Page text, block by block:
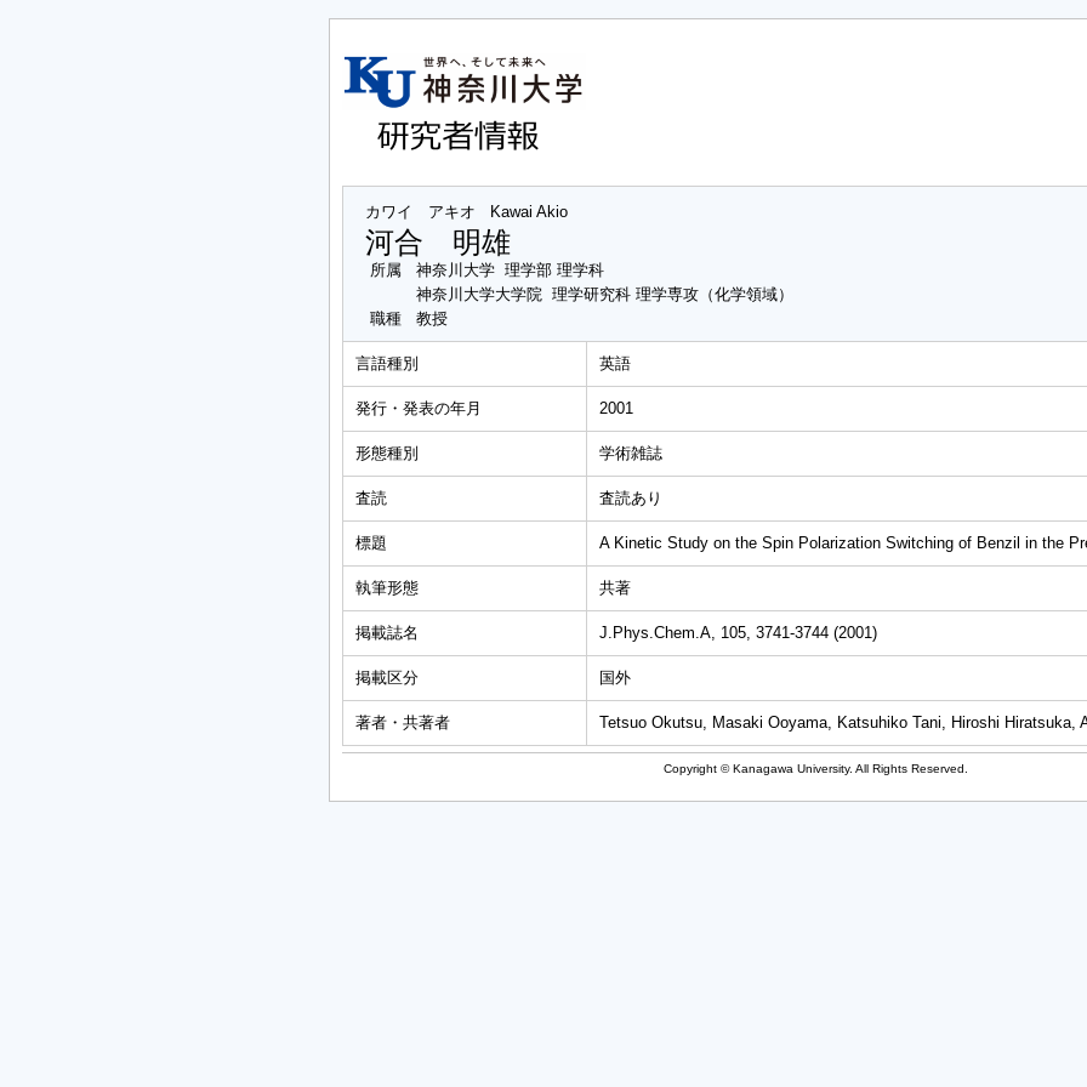
カワイ アキオ Kawai Akio
河合 明雄
所属
神奈川大学 理学部 理学科
神奈川大学大学院 理学研究科 理学専攻（化学領域）
職種
教授
言語種別 英語
発行・発表の年月 2001
形態種別 学術雑誌
査読 査読あり
標題 A Kinetic Study on the Spin Polarization Switching of Benzil in the
執筆形態 共著
掲載誌名 J.Phys.Chem.A, 105, 3741-3744 (2001)
掲載区分 国外
著者・共著者 Tetsuo Okutsu, Masaki Ooyama, Katsuhiko Tani, Hiroshi Hiratsuka,
Copyright © Kanagawa University. All Rights Reserved.